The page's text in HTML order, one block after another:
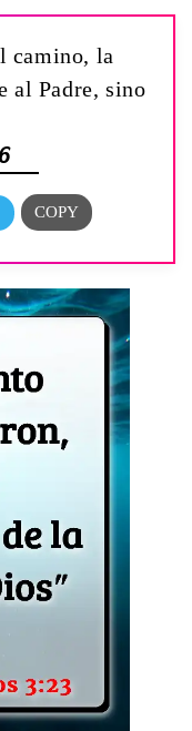
camino, la
al Padre, sino